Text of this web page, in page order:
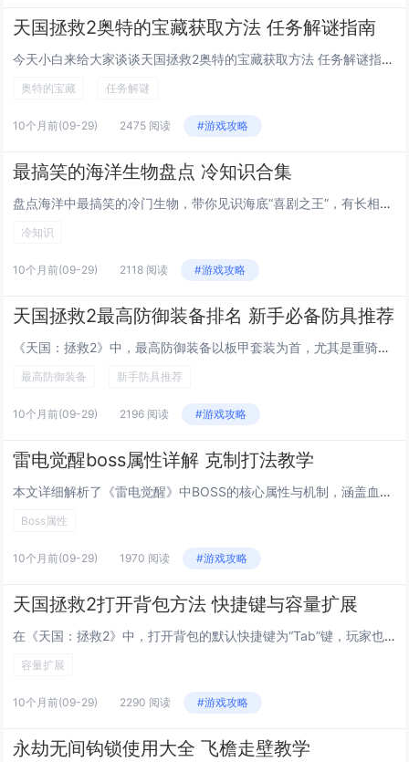
天国拯救2奥特的宝藏获取方法 任务解谜指南
今天小白来给大家谈谈天国拯救2奥特的宝藏获取方法 任务解谜指南，以及天国拯救奥塔在哪对应的知识点，希望对大家有所帮助，不要忘了收藏本站呢今天给各位分享天国拯救2奥特的宝藏获取方法 任务解谜指南的知识，其中也会对天国拯救奥塔在哪进行解释，如果...
奥特的宝藏 任务解谜
10个月前(09-29) 2475 阅读 #游戏攻略
最搞笑的海洋生物盘点 冷知识合集
盘点海洋中最搞笑的冷门生物，带你见识海底“喜剧之王”，有长相酷似外星人的毯子章鱼，靠夸张“披风”吓退天敌；还有自带“微笑脸”的海豚，其实根本没在笑；更有呆萌的海兔，一受惊就释放彩色烟雾，像水下放烟花，别忘了走路像穿着小高跟鞋的招潮蟹，挥舞着...
冷知识
10个月前(09-29) 2118 阅读 #游戏攻略
天国拯救2最高防御装备排名 新手必备防具推荐
《天国：拯救2》中，最高防御装备以板甲套装为首，尤其是重骑兵板甲和骑士全覆甲，提供游戏中顶尖的物理防护，新手推荐优先获取铁环锁子甲或轻型板甲，兼顾防御力与移动灵活性，部分任务奖励或城镇商店可购得优质防具，如特罗斯克维茨守卫铠甲，建议尽早提升...
最高防御装备 新手防具推荐
10个月前(09-29) 2196 阅读 #游戏攻略
雷电觉醒boss属性详解 克制打法教学
本文详细解析了《雷电觉醒》中BOSS的核心属性与机制，涵盖血量、防御、元素抗性及特殊技能触发条件，针对不同BOSS的行动模式，提供了有效的克制策略与角色搭配建议，强调利用元素相克与技能打断时机提升输出效率，同时介绍了走位技巧与团队协作要点，...
Boss属性
10个月前(09-29) 1970 阅读 #游戏攻略
天国拯救2打开背包方法 快捷键与容量扩展
在《天国：拯救2》中，打开背包的默认快捷键为“Tab”键，玩家也可在设置中自定义该按键，按下后会进入物品管理界面，查看、使用或整理装备与消耗品，背包初始容量有限，可通过完成特定任务、提升角色等级或购买扩展包来增加容量，部分支线任务奖励或城镇...
容量扩展
10个月前(09-29) 2290 阅读 #游戏攻略
永劫无间钩锁使用大全 飞檐走壁教学